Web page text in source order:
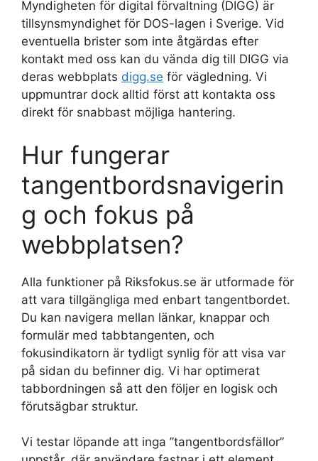
Myndigheten för digital förvaltning (DIGG) är
tillsynsmyndighet för DOS-lagen i Sverige. Vid
eventuella brister som inte åtgärdas efter
kontakt med oss kan du vända dig till DIGG via
deras webbplats digg.se för vägledning. Vi
uppmuntrar dock alltid först att kontakta oss
direkt för snabbast möjliga hantering.
Hur fungerar
tangentbordsnavigerin
g och fokus på
webbplatsen?
Alla funktioner på Riksfokus.se är utformade för
att vara tillgängliga med enbart tangentbordet.
Du kan navigera mellan länkar, knappar och
formulär med tabbtangenten, och
fokusindikatorn är tydligt synlig för att visa var
på sidan du befinner dig. Vi har optimerat
tabbordningen så att den följer en logisk och
förutsägbar struktur.
Vi testar löpande att inga ”tangentbordsfällor”